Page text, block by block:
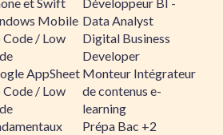
Mobile
/ Low
AppSheet
/ Low
Data Analyst
Digital Business
Developer
Monteur Intégrateur
de contenus e-
learning
Prépa Bac +2